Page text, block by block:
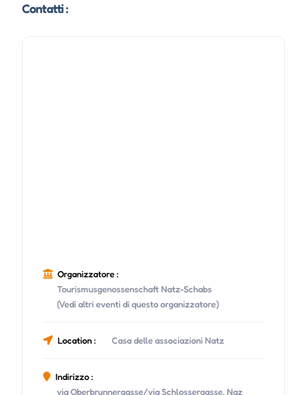
Contatti :
Organizzatore :
Tourismusgenossenschaft Natz-Schabs
(Vedi altri eventi di questo organizzatore)
Location : Casa delle associazioni Natz
Indirizzo :
via Oberbrunnergasse/via Schlossergasse, Naz